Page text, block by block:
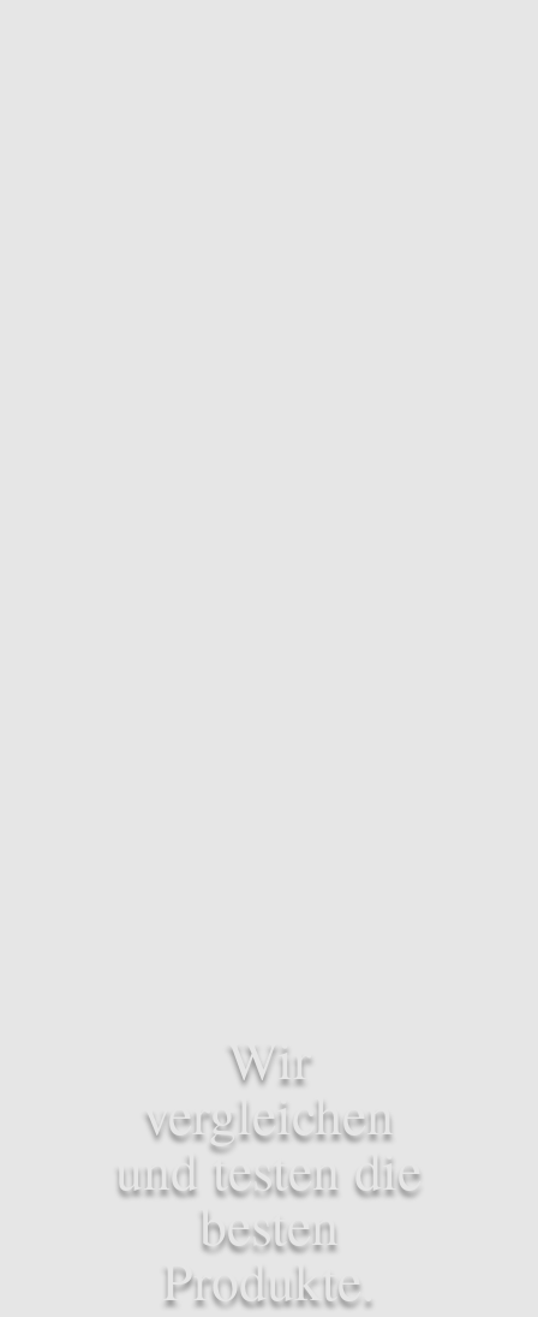
Wir
vergleichen
und testen die
besten
Produkte.